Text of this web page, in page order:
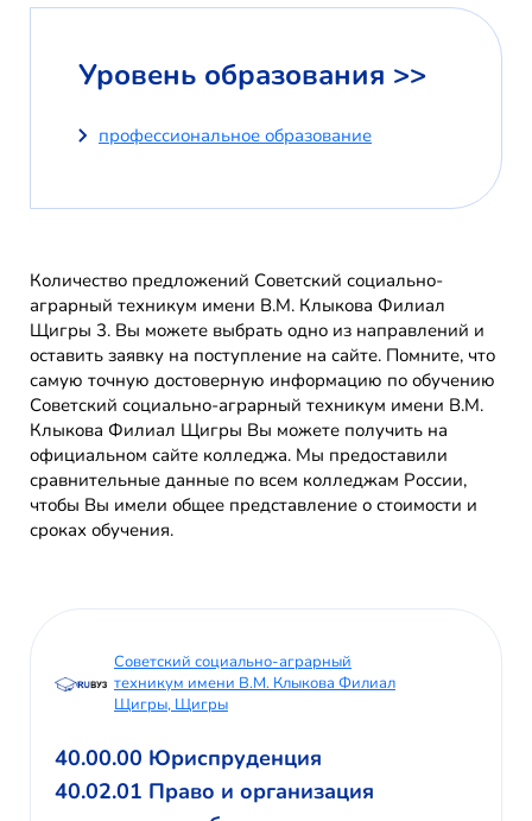
Уровень образования >>
профессиональное образование
Количество предложений Советский социально-
аграрный техникум имени В.М. Клыкова Филиал
Щигры 3. Вы можете выбрать одно из направлений и
оставить заявку на поступление на сайте. Помните, что
самую точную достоверную информацию по обучению
Советский социально-аграрный техникум имени В.М.
Клыкова Филиал Щигры Вы можете получить на
официальном сайте колледжа. Мы предоставили
сравнительные данные по всем колледжам России,
чтобы Вы имели общее представление о стоимости и
сроках обучения.
Советский социально-аграрный
техникум имени В.М. Клыкова Филиал
Щигры, Щигры
40.00.00 Юриспруденция
40.02.01 Право и организация